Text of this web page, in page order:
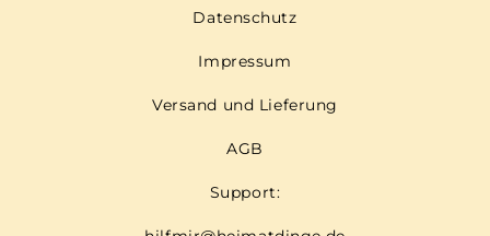
Datenschutz
Impressum
Versand und Lieferung
AGB
Support: